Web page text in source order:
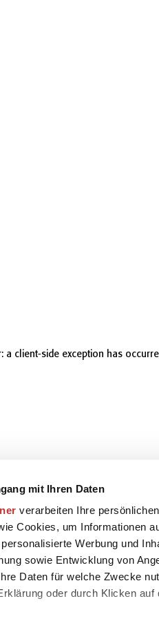
mit Ihren Daten
verarbeiten Ihre
Cookies, um Informationen
Werbung und
sowie Entwicklung von
Daten für welche Zwecke
oder durch Klicken
a client-side exception has